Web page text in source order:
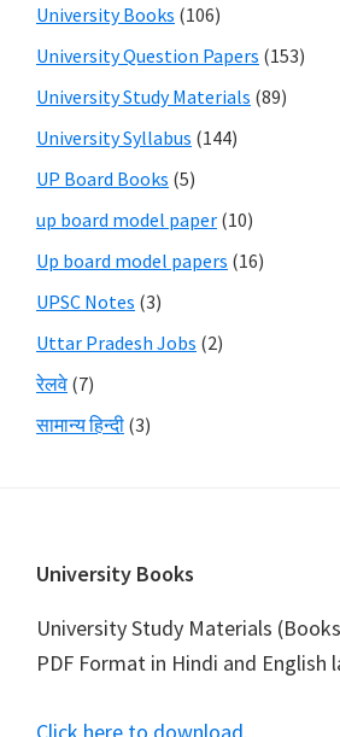
University Books (106)
University Question Papers (153)
University Study Materials (89)
University Syllabus (144)
UP Board Books (5)
up board model paper (10)
Up board model papers (16)
UPSC Notes (3)
Uttar Pradesh Jobs (2)
रेलवे (7)
सामान्य हिन्दी (3)
Footer
University Books
University Study Materials
PDF Format in Hindi and English
Click here to download.